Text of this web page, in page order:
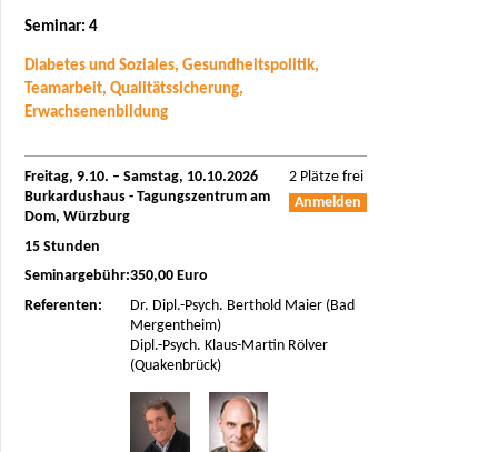
Seminar: 4
Diabetes und Soziales, Gesundheitspolitik,
Teamarbeit, Qualitätssicherung,
Erwachsenenbildung
Freitag, 9.10. – Samstag, 10.10.2026
Burkardushaus - Tagungszentrum am
Dom, Würzburg
2 Plätze frei
Anmelden
15 Stunden
Seminargebühr:350,00 Euro
Referenten:
Dr. Dipl.-Psych. Berthold Maier (Bad
Mergentheim)
Dipl.-Psych. Klaus-Martin Rölver
(Quakenbrück)